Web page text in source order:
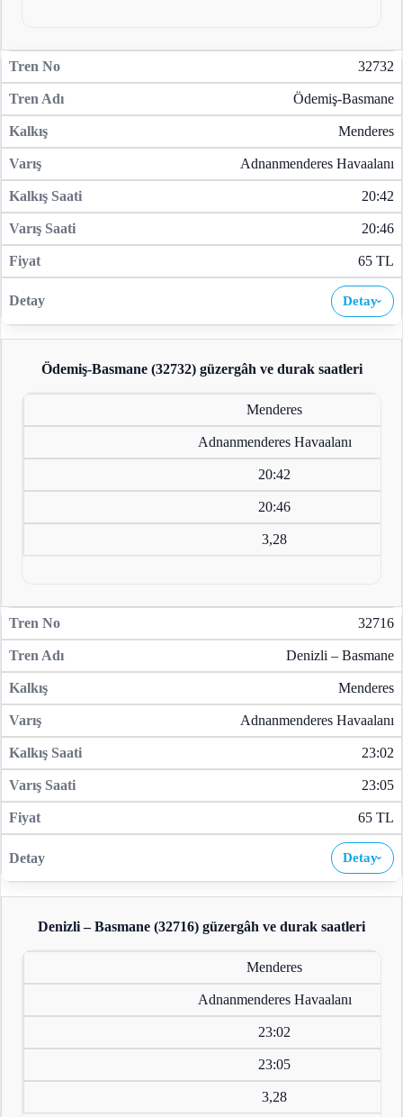
32732
Ödemiş-Basmane
Menderes
Adnanmenderes Havaalanı
20:42
20:46
65 TL
Detay›
Ödemiş-Basmane (32732)güzergâh ve durak saatleri
Menderes
Adnanmenderes Havaalanı
20:42
20:46
3,28
32716
Denizli – Basmane
Menderes
Adnanmenderes Havaalanı
23:02
23:05
65 TL
Detay›
Denizli – Basmane (32716) güzergâh ve durak saatleri
Menderes
Adnanmenderes Havaalanı
23:02
23:05
3,28